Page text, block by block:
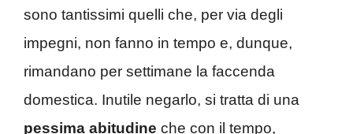
sono tantissimi quelli che, per via degli
impegni, non fanno in tempo e, dunque,
rimandano per settimane la faccenda
domestica. Inutile negarlo, si tratta di una
pessima abitudine che con il tempo,